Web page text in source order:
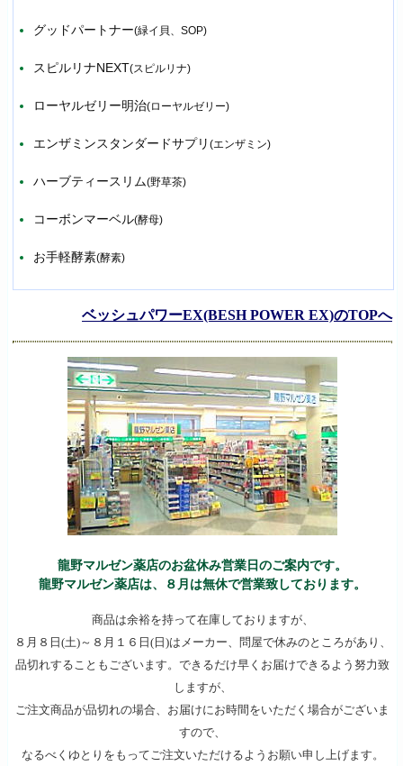
グッドパートナー(緑イ貝、SOP)
スピルリナNEXT(スピルリナ)
ローヤルゼリー明治(ローヤルゼリー)
エンザミンスタンダードサプリ (エンザミン)
ハーブティースリム(野草茶)
コーボンマーベル(酵母)
お手軽酵素(酵素)
ベッシュパワーEX(BESH POWER EX)のTOPへ
龍野マルゼン薬店のお盆休み営業日のご案内です。
龍野マルゼン薬店は、８月は無休で営業致しております。
商品は余裕を持って在庫しておりますが、
８月８日(土)～８月１６日(日)はメーカー、問屋で休みのところがあり、
品切れすることもございます。できるだけ早くお届けできるよう努力致
しますが、
ご注文商品が品切れの場合、お届けにお時間をいただく場合がございま
すので、
なるべくゆとりをもってご注文いただけるようお願い申し上げます。